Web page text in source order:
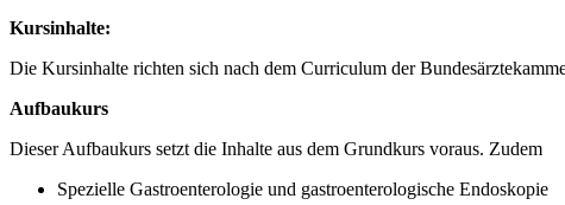
Kursinhalte:
Die Kursinhalte richten sich nach dem Curriculum der
Aufbaukurs
Dieser Aufbaukurs setzt die Inhalte aus dem Grundkurs voraus. Zudem
Spezielle Gastroenterologie und gastroenterologische Endoskopie